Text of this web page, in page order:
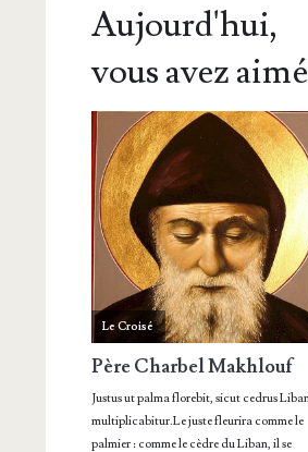
Aujourd'hui,
vous avez aimé